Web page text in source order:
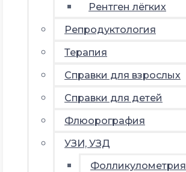
Рентген лёгких
Репродуктология
Терапия
Справки для взрослых
Справки для детей
Флюорография
УЗИ, УЗД
Фолликулометрия